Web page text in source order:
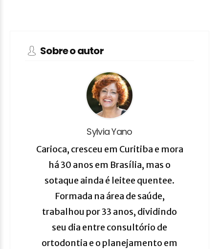
Sobre o autor
Sylvia Yano
Carioca, cresceu em Curitiba e mora
há 30 anos em Brasília, mas o
sotaque ainda é leitee quentee.
Formada na área de saúde,
trabalhou por 33 anos, dividindo
seu dia entre consultório de
ortodontia e o planejamento em